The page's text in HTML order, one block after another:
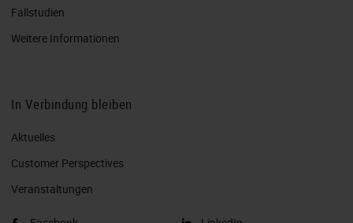
Fallstudien
Weitere Informationen
In Verbindung bleiben
Aktuelles
Customer Perspectives​
Veranstaltungen